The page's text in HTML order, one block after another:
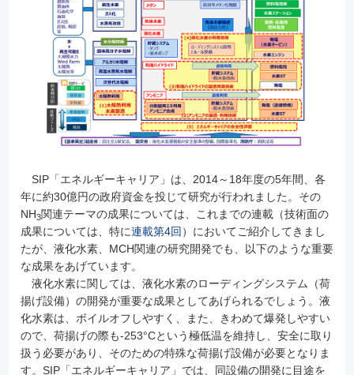
SIP「エネルギーキャリア」は、2014～18年度の5年間、各
年に約30億円の政府資金を投じて研究が行われました。その
NH3関連テーマの成果については、これまでの連載（技術面の
成果については、特に連載第4回 ）においてご紹介してきまし
たが、液化水素、MCH関連の研究開発でも、以下のような重要
な成果をあげています。
液化水素に関しては、液化水素のローディングシステム（荷
揚げ設備）の開発が重要な成果としてあげられるでしょう。液
化水素は、ボイルオフしやすく、また、きわめて爆発しやすい
ので、荷揚げの際も-253°Cという極低温を維持し、安全に取り
扱う必要があり、そのための特殊な荷揚げ設備が必要となりま
す。SIP「エネルギーキャリア」では、同設備の開発に目途を